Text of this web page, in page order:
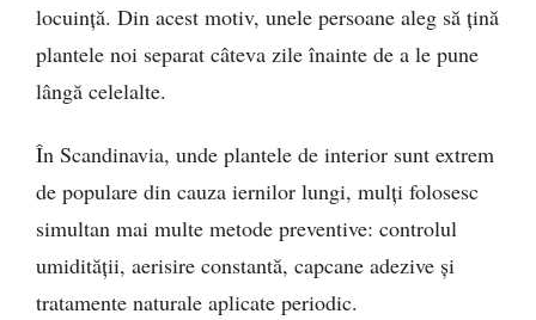
locuință. Din acest motiv, unele persoane aleg să țină
plantele noi separat câteva zile înainte de a le pune
lângă celelalte.
În Scandinavia, unde plantele de interior sunt extrem
de populare din cauza iernilor lungi, mulți folosesc
simultan mai multe metode preventive: controlul
umidității, aerisire constantă, capcane adezive și
tratamente naturale aplicate periodic.